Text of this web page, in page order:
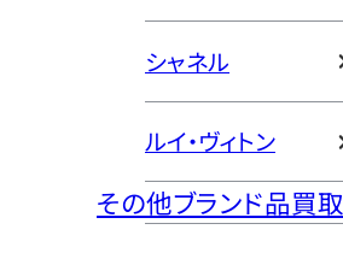
シャネル
ルイ・ヴィトン
その他ブランド品買取